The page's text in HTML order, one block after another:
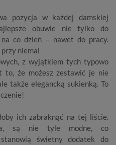
pozycja w każdej damskiej
obuwie nie tylko do
co dzień – nawet do pracy.
niemal
z wyjątkiem tych typowo
to, że możesz zestawić je nie
także elegancką sukienką. To
ich zabraknąć na tej liście.
są nie tyle modne, co
świetny dodatek do